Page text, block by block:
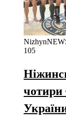
105
чотири